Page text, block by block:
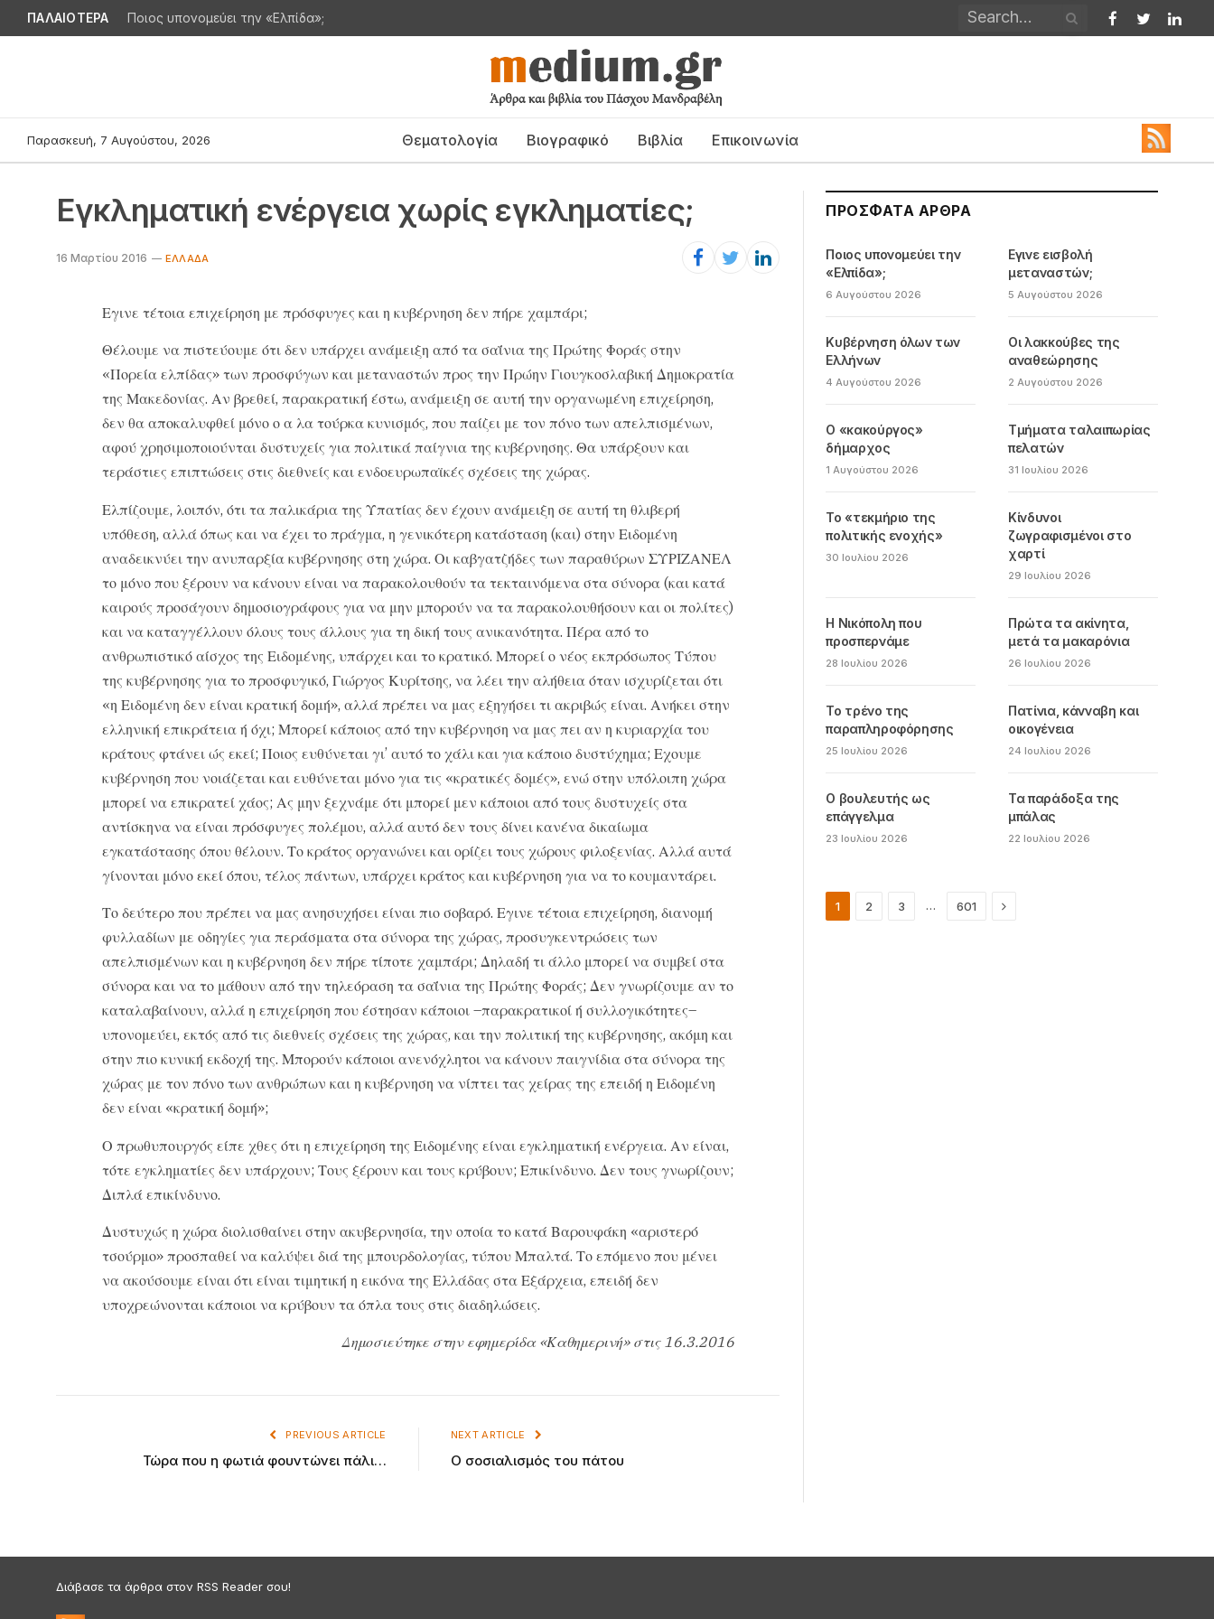
ΠΑΛΑΙΟΤΕΡΑ Ποιος υπονομεύει την «Ελπίδα»;
Facebook
Twitter
Παρασκευή, 7 Αυγούστου, 2026 Θεματολογία Βιογραφικό Βιβλία Επικοινωνία
Εγκληματική ενέργεια χωρίς εγκληματίες;
16 Μαρτίου 2016 ΕΛΛΆΔΑ
Εγινε τέτοια επιχείρηση με πρόσφυγες και η κυβέρνηση δεν πήρε χαμπάρι;
Θέλουμε να πιστεύουμε ότι δεν υπάρχει ανάμειξη από τα σαΐνια της Πρώτης Φοράς στην
«Πορεία ελπίδας» των προσφύγων και μεταναστών προς την Πρώην Γιουγκοσλαβική Δημοκρατία
της Μακεδονίας. Αν βρεθεί, παρακρατική έστω, ανάμειξη σε αυτή την οργανωμένη επιχείρηση,
δεν θα αποκαλυφθεί μόνο ο α λα τούρκα κυνισμός, που παίζει με τον πόνο των απελπισμένων,
αφού χρησιμοποιούνται δυστυχείς για πολιτικά παίγνια της κυβέρνησης. Θα υπάρξουν και
τεράστιες επιπτώσεις στις διεθνείς και ενδοευρωπαϊκές σχέσεις της χώρας.
Ελπίζουμε, λοιπόν, ότι τα παλικάρια της Υπατίας δεν έχουν ανάμειξη σε αυτή τη θλιβερή
υπόθεση, αλλά όπως και να έχει το πράγμα, η γενικότερη κατάσταση (και) στην Ειδομένη
αναδεικνύει την ανυπαρξία κυβέρνησης στη χώρα. Οι καβγατζήδες των παραθύρων ΣΥΡΙΖΑΝΕΛ
το μόνο που ξέρουν να κάνουν είναι να παρακολουθούν τα τεκταινόμενα στα σύνορα (και κατά
καιρούς προσάγουν δημοσιογράφους για να μην μπορούν να τα παρακολουθήσουν και οι πολίτες)
και να καταγγέλλουν όλους τους άλλους για τη δική τους ανικανότητα. Πέρα από το
ανθρωπιστικό αίσχος της Ειδομένης, υπάρχει και το κρατικό. Μπορεί ο νέος εκπρόσωπος Τύπου
της κυβέρνησης για το προσφυγικό, Γιώργος Κυρίτσης, να λέει την αλήθεια όταν ισχυρίζεται ότι
«η Ειδομένη δεν είναι κρατική δομή», αλλά πρέπει να μας εξηγήσει τι ακριβώς είναι. Ανήκει στην
ελληνική επικράτεια ή όχι; Μπορεί κάποιος από την κυβέρνηση να μας πει αν η κυριαρχία του
κράτους φτάνει ώς εκεί; Ποιος ευθύνεται γι’ αυτό το χάλι και για κάποιο δυστύχημα; Εχουμε
κυβέρνηση που νοιάζεται και ευθύνεται μόνο για τις «κρατικές δομές», ενώ στην υπόλοιπη χώρα
μπορεί να επικρατεί χάος; Ας μην ξεχνάμε ότι μπορεί μεν κάποιοι από τους δυστυχείς στα
αντίσκηνα να είναι πρόσφυγες πολέμου, αλλά αυτό δεν τους δίνει κανένα δικαίωμα
εγκατάστασης όπου θέλουν. Το κράτος οργανώνει και ορίζει τους χώρους φιλοξενίας. Αλλά αυτά
γίνονται μόνο εκεί όπου, τέλος πάντων, υπάρχει κράτος και κυβέρνηση για να το κουμαντάρει.
Το δεύτερο που πρέπει να μας ανησυχήσει είναι πιο σοβαρό. Εγινε τέτοια επιχείρηση, διανομή
φυλλαδίων με οδηγίες για περάσματα στα σύνορα της χώρας, προσυγκεντρώσεις των
απελπισμένων και η κυβέρνηση δεν πήρε τίποτε χαμπάρι; Δηλαδή τι άλλο μπορεί να συμβεί στα
σύνορα και να το μάθουν από την τηλεόραση τα σαΐνια της Πρώτης Φοράς; Δεν γνωρίζουμε αν το
καταλαβαίνουν, αλλά η επιχείρηση που έστησαν κάποιοι –παρακρατικοί ή συλλογικότητες–
υπονομεύει, εκτός από τις διεθνείς σχέσεις της χώρας, και την πολιτική της κυβέρνησης, ακόμη και
στην πιο κυνική εκδοχή της. Μπορούν κάποιοι ανενόχλητοι να κάνουν παιγνίδια στα σύνορα της
χώρας με τον πόνο των ανθρώπων και η κυβέρνηση να νίπτει τας χείρας της επειδή η Ειδομένη
δεν είναι «κρατική δομή»;
Ο πρωθυπουργός είπε χθες ότι η επιχείρηση της Ειδομένης είναι εγκληματική ενέργεια. Αν είναι,
τότε εγκληματίες δεν υπάρχουν; Τους ξέρουν και τους κρύβουν; Επικίνδυνο. Δεν τους γνωρίζουν;
Διπλά επικίνδυνο.
Δυστυχώς η χώρα διολισθαίνει στην ακυβερνησία, την οποία το κατά Βαρουφάκη «αριστερό
τσούρμο» προσπαθεί να καλύψει διά της μπουρδολογίας, τύπου Μπαλτά. Το επόμενο που μένει
να ακούσουμε είναι ότι είναι τιμητική η εικόνα της Ελλάδας στα Εξάρχεια, επειδή δεν
υποχρεώνονται κάποιοι να κρύβουν τα όπλα τους στις διαδηλώσεις.
Δημοσιεύτηκε στην εφημερίδα «Καθημερινή» στις 16.3.2016
PREVIOUS ARTICLE
Τώρα που η φωτιά φουντώνει πάλι…
NEXT ARTICLE
Ο σοσιαλισμός του πάτου
ΠΡΌΣΦΑΤΑ ΆΡΘΡΑ
Ποιος υπονομεύει την
«Ελπίδα»;
6 Αυγούστου 2026
Εγινε εισβολή
μεταναστών;
5 Αυγούστου 2026
Κυβέρνηση όλων των
Ελλήνων
4 Αυγούστου 2026
Οι λακκούβες της
αναθεώρησης
2 Αυγούστου 2026
Ο «κακούργος»
δήμαρχος
1 Αυγούστου 2026
Τμήματα ταλαιπωρίας
πελατών
31 Ιουλίου 2026
Το «τεκμήριο της
πολιτικής ενοχής»
30 Ιουλίου 2026
Κίνδυνοι
ζωγραφισμένοι στο
χαρτί
29 Ιουλίου 2026
Η Νικόπολη που
προσπερνάμε
28 Ιουλίου 2026
Πρώτα τα ακίνητα,
μετά τα μακαρόνια
26 Ιουλίου 2026
Το τρένο της
παραπληροφόρησης
25 Ιουλίου 2026
Πατίνια, κάνναβη και
οικογένεια
24 Ιουλίου 2026
Ο βουλευτής ως
επάγγελμα
23 Ιουλίου 2026
Τα παράδοξα της
μπάλας
22 Ιουλίου 2026
1 2 3 … 601 Next
Διάβασε τα άρθρα στον RSS Reader σου!